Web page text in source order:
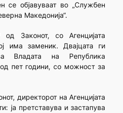
се објавуваат во „Службен
Македонија“.
Законот, со Агенцијата
има заменик. Двајцата ги
Владата на Република
пет години, со можност за
директорот на Агенцијата
ја претставува и застапува